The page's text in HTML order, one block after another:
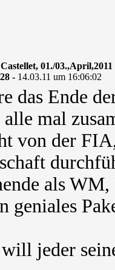
01./03.,April,2011
- 14.03.11 um 16:06:02
das Ende
mal
von der
als
geniales
jeder